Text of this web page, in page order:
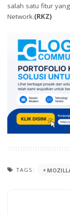
salah satu fitur
Network.(RKZ)
TAGS: